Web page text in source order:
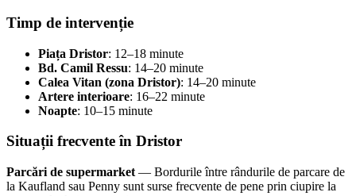
Timp de intervenție
Piața Dristor: 12–18 minute
Bd. Camil Ressu: 14–20 minute
Calea Vitan (zona Dristor): 14–20 minute
Artere interioare: 16–22 minute
Noapte: 10–15 minute
Situații frecvente în Dristor
Parcări de supermarket — Bordurile între rândurile de parcare de
la Kaufland sau Penny sunt surse frecvente de pene prin ciupire la